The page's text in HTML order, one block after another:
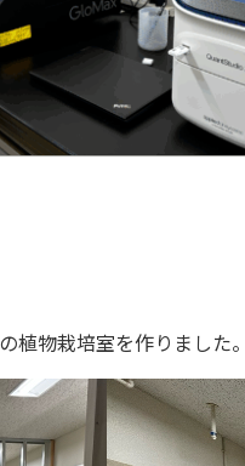
植物栽培室を作りました